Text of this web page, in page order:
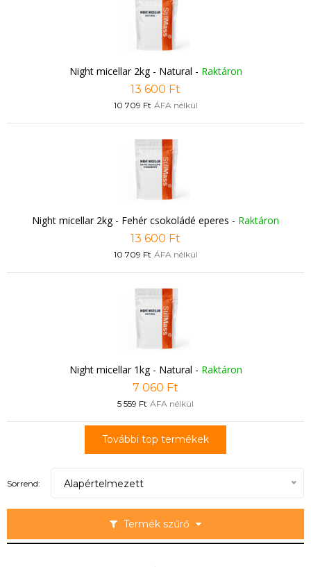
Night micellar 2kg - Natural - Raktáron
13 600 Ft
10 709 Ft ÁFA nélkül
Night micellar 2kg - Fehér csokoládé eperes - Raktáron
13 600 Ft
10 709 Ft ÁFA nélkül
Night micellar 1kg - Natural - Raktáron
7 060 Ft
5 559 Ft ÁFA nélkül
További top termékek
Termék szűrő
Sorrend: Alapértelmezett